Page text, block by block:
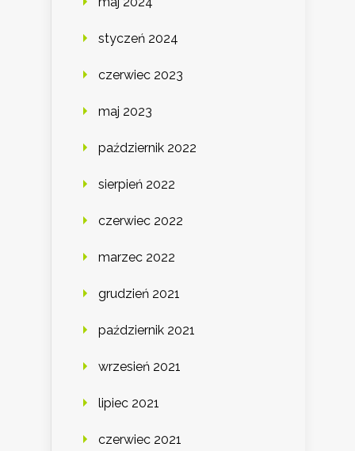
styczeń 2024
czerwiec 2023
maj 2023
październik 2022
sierpień 2022
czerwiec 2022
marzec 2022
grudzień 2021
październik 2021
wrzesień 2021
lipiec 2021
czerwiec 2021